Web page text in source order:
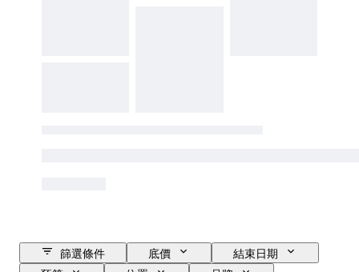
篩選條件 底價
結束日期